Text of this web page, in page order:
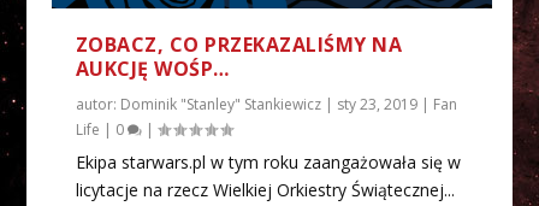
ZOBACZ, CO PRZEKAZALIŚMY NA
AUKCJĘ WOŚP…
autor: Dominik "Stanley" Stankiewicz| sty 23, 2019| Fan
Life | 0 |
Ekipa starwars.pl w tym roku zaangażowała się w
licytacje na rzecz Wielkiej Orkiestry Świątecznej...